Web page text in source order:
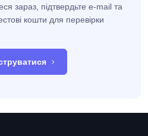
зараз, підтвердьте e-mail та
кошти для перевірки